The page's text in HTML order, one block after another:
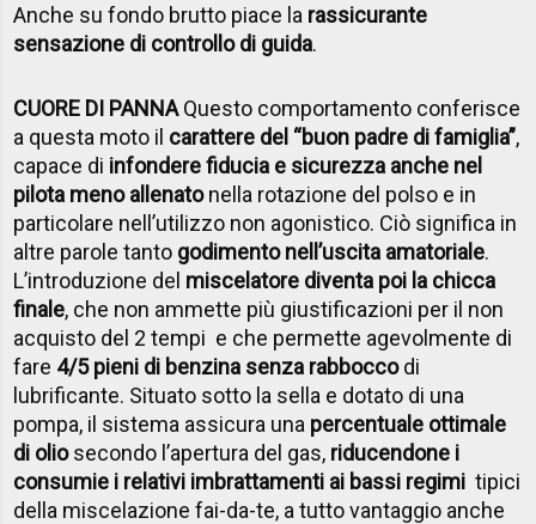
Anche su fondo brutto piace la rassicurante
sensazione di controllo di guida.
CUORE DI PANNAQuesto comportamento conferisce
a questa moto il carattere del “buon padre di famiglia”,
capace di infondere fiducia e sicurezza anche nel
pilota meno allenatonella rotazione del polso e in
particolare nell’utilizzo non agonistico. Ciò significa in
altre parole tanto godimento nell’uscita amatoriale.
L’introduzione del miscelatore diventa poi la chicca
finale, che non ammette più giustificazioni per il non
acquisto del 2 tempi e che permette agevolmente di
fare 4/5 pieni di benzina senza rabboccodi
lubrificante. Situato sotto la sella e dotato di una
pompa, il sistema assicura una percentuale ottimale
di oliosecondo l’apertura del gas, riducendone i
consumie i relativi imbrattamenti ai bassi regimi tipici
della miscelazione fai-da-te, a tutto vantaggio anche